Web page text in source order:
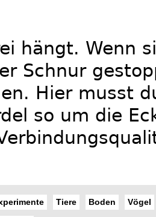
hängt. Wenn
Schnur
Hier musst
so um die
Tiere Boden Vögel